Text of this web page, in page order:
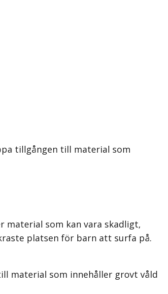
tillgången till material som
material som kan vara skadligt,
platsen för barn att surfa på.
material som innehåller grovt våld